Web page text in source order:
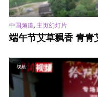
中国频道, 主页幻灯片
端午节艾草飘香 青青
视频